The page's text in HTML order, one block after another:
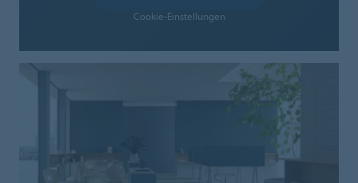
Cookie-Einstellungen